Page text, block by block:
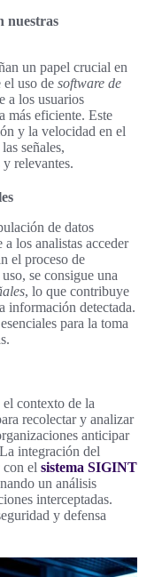
nuestras
un papel crucial en
el uso de software de
a los usuarios
más eficiente. Este
y la velocidad en el
señales,
relevantes.
de datos
los analistas acceder
el proceso de
se consigue una
, lo que contribuye
información detectada.
para la toma
contexto de la
recolectar y analizar
anticipar
integración del
con el sistema SIGINT
un análisis
interceptadas.
y defensa